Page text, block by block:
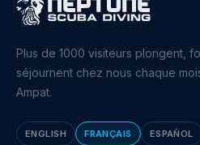
Plus de 1000 visiteurs plongent,
séjournent chez nous chaque
Ampat.
ENGLISH FRANÇAIS ESPAÑOL